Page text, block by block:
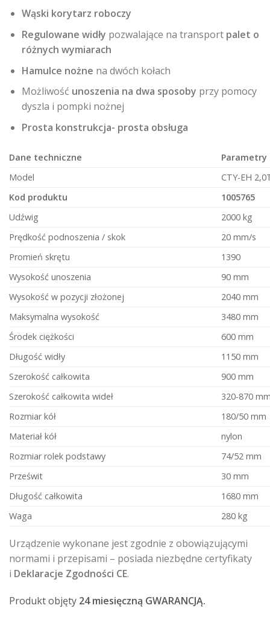
Wąski korytarz roboczy
Regulowane widły pozwalające na transport palet o
różnych wymiarach
Hamulce nożne na dwóch kołach
Możliwość unoszenia na dwa sposoby przy pomocy
dyszla i pompki nożnej
Prosta konstrukcja- prosta obsługa
Dane techniczne
Parametry
Model
CTY-EH
Kod produktu
1005765
Udźwig
2000 kg
Prędkość podnoszenia / skok
20 mm/s
Promień skrętu
1390
Wysokość unoszenia
90 mm
Wysokość w pozycji złożonej
2040 mm
Maksymalna wysokość
3480 mm
Środek ciężkości
600 mm
Długość widły
1150 mm
Szerokość całkowita
900 mm
Szerokość całkowita wideł
320-870
Rozmiar kół
180/50 mm
Materiał kół
nylon
Rozmiar rolek podstawy
74/52 mm
Prześwit
30 mm
Długość całkowita
1680 mm
Waga
280 kg
Urządzenie wykonane jest zgodnie z obowiązującymi
normami i przepisami – posiada niezbędne certyfikaty
i Deklaracje Zgodności CE.
Produkt objęty 24 miesięczną GWARANCJĄ.